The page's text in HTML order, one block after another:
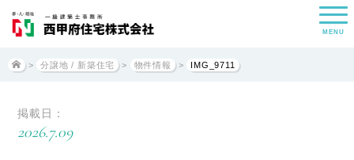
MENU
> 分譲地 / 新築住宅 > 物件情報 > IMG_9711
掲載日：
2026.7.09